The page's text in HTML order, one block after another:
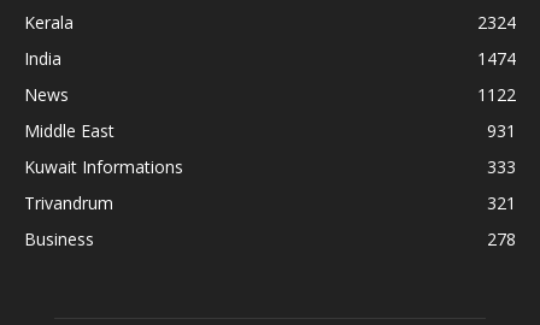
Kerala
2324
India
1474
News
1122
Middle East
931
Kuwait Informations
333
Trivandrum
321
Business
278